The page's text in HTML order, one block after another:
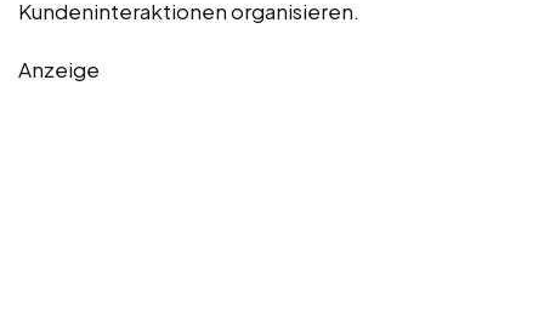
Kundeninteraktionen organisieren.
Anzeige